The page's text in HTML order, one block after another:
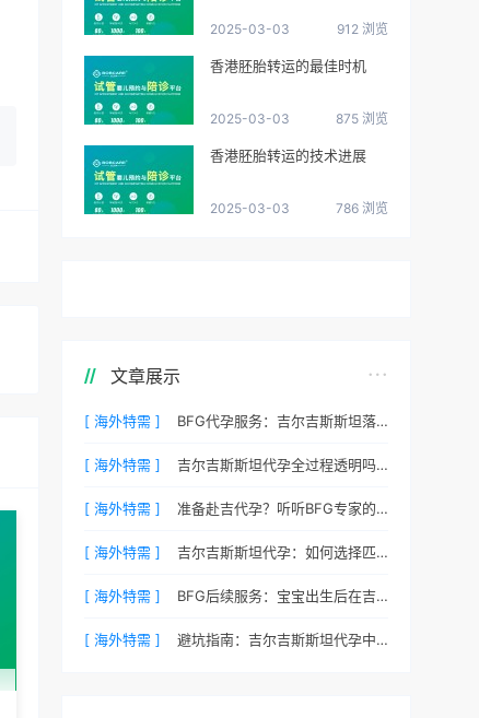
2025-03-03 912 浏览
香港胚胎转运的最佳时机
2025-03-03 875 浏览
香港胚胎转运的技术进展
2025-03-03 786 浏览
文章展示
[ 海外特需 ] BFG代孕服务：吉尔吉斯斯坦落地后的接机与翻译安排
[ 海外特需 ] 吉尔吉斯斯坦代孕全过程透明吗？BFG客户后台详解
[ 海外特需 ] 准备赴吉代孕？听听BFG专家的心理调适建议
[ 海外特需 ] 吉尔吉斯斯坦代孕：如何选择匹配的捐赠者？
[ 海外特需 ] BFG后续服务：宝宝出生后在吉尔吉斯斯坦的体检与回国
[ 海外特需 ] 避坑指南：吉尔吉斯斯坦代孕中常见的五个陷阱